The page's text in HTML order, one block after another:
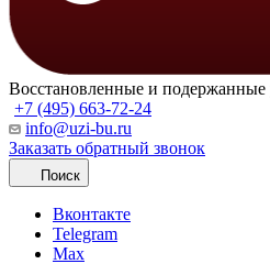
Восстановленные и подержанные
+7 (495) 663-72-24
info@uzi-bu.ru
Заказать обратный звонок
Поиск
Вконтакте
Telegram
Max